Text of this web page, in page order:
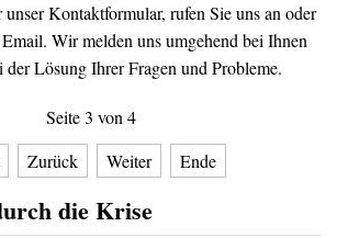
Kontaktformular, rufen Sie uns an oder
Wir melden uns umgehend bei Ihnen
der Lösung Ihrer Fragen und Probleme.
Seite 3 von 4
Zurück Weiter Ende
die Krise